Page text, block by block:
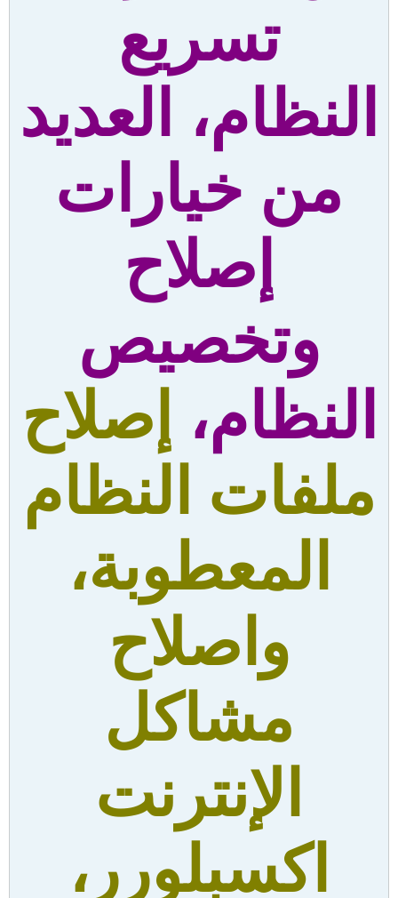
تسريع
النظام، العديد
من خيارات
إصلاح
وتخصيص
النظام، إصلاح
ملفات النظام
المعطوبة،
واصلاح
مشاكل
الإنترنت
اكسبلورر،